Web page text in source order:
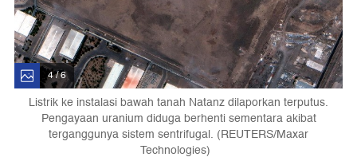
4 / 6
Listrik ke instalasi bawah tanah Natanz dilaporkan terputus.
Pengayaan uranium diduga berhenti sementara akibat
terganggunya sistem sentrifugal. (REUTERS/Maxar
Technologies)